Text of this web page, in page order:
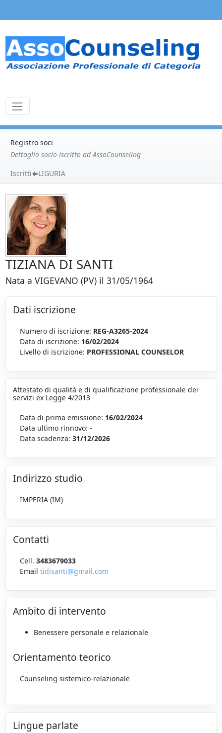
Registro soci
Dettaglio socio iscritto ad AssoCounseling
Iscritti⇐LIGURIA
TIZIANA DI SANTI
Nata a VIGEVANO (PV) il 31/05/1964
Dati iscrizione
Numero di iscrizione: REG-A3265-2024
Data di iscrizione: 16/02/2024
Livello di iscrizione: PROFESSIONAL COUNSELOR
Attestato di qualità e di qualificazione professionale dei
servizi ex Legge 4/2013
Data di prima emissione: 16/02/2024
Data ultimo rinnovo: -
Data scadenza: 31/12/2026
Indirizzo studio
IMPERIA (IM)
Contatti
Cell. 3483679033
Email tidisanti@gmail.com
Ambito di intervento
Benessere personale e relazionale
Orientamento teorico
Counseling sistemico-relazionale
Lingue parlate